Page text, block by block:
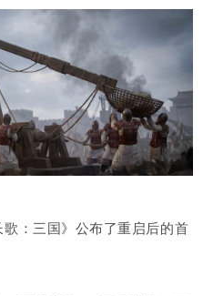
：三国》公布了重启后的首